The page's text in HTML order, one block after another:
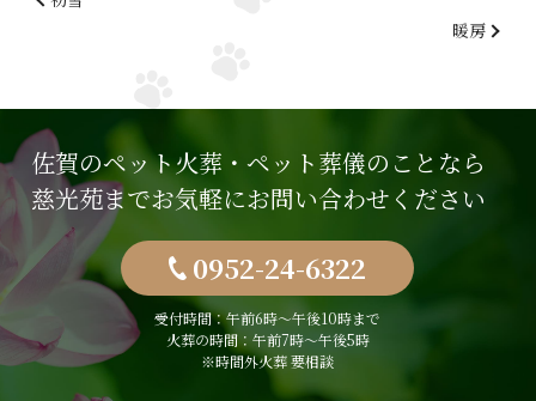
暖房
佐賀のペット火葬・ペット葬儀のことなら
慈光苑までお気軽にお問い合わせください
0952-24-6322
受付時間：午前6時〜午後10時まで
火葬の時間：午前7時～午後5時
※時間外火葬 要相談